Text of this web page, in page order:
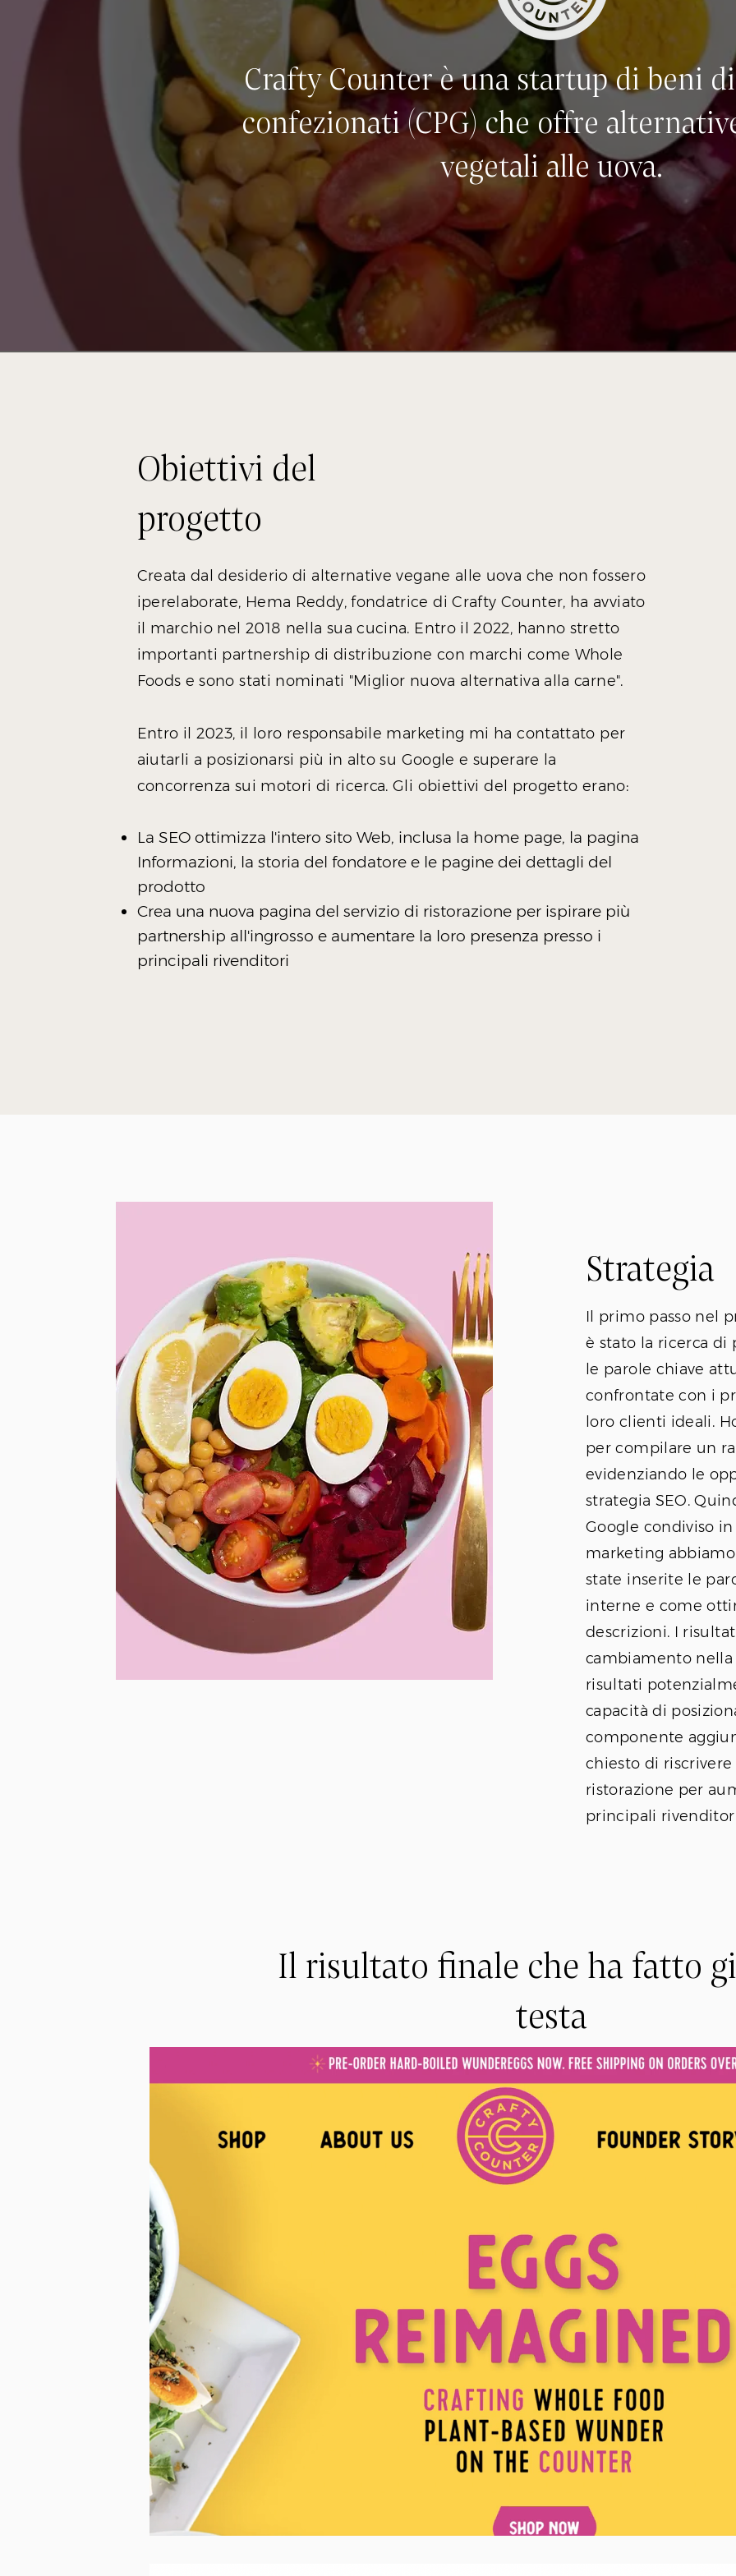
Crafty Counter è una startup di beni
confezionati (CPG) che offre
vegetali alle uova.
Obiettivi del
progetto
Creata dal desiderio di alternative vegane alle uova che non fossero
iperelaborate, Hema Reddy, fondatrice di Crafty Counter, ha avviato
il marchio nel 2018 nella sua cucina. Entro il 2022, hanno stretto
importanti partnership di distribuzione con marchi come Whole
Foods e sono stati nominati "Miglior nuova alternativa alla carne".
Entro il 2023, il loro responsabile marketing mi ha contattato per
aiutarli a posizionarsi più in alto su Google e superare la
concorrenza sui motori di ricerca. Gli obiettivi del progetto erano:
La SEO ottimizza l'intero sito Web, inclusa la home page, la pagina
Informazioni, la storia del fondatore e le pagine dei dettagli del
prodotto
Crea una nuova pagina del servizio di ristorazione per ispirare più
partnership all'ingrosso e aumentare la loro presenza presso i
principali rivenditori
Strategia
Il primo passo nel
è stato la ricerca di
le parole chiave
confrontate con i
loro clienti ideali.
per compilare un
evidenziando le
strategia SEO.
Google condiviso
marketing
state inserite le
interne e come
descrizioni. I
cambiamento
risultati
capacità di
componente
chiesto di
ristorazione per
principali
Il risultato finale che ha fatto
testa